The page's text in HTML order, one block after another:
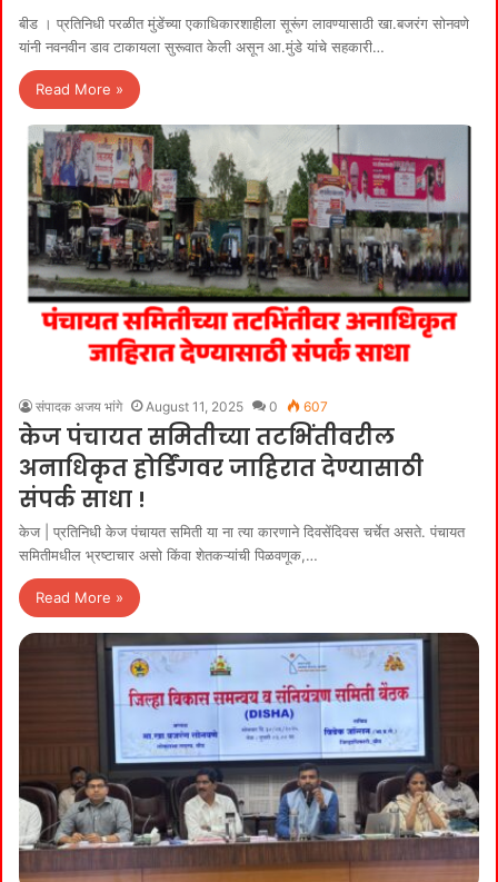
बीड । प्रतिनिधी परळीत मुंडेंच्या एकाधिकारशाहीला सूरूंग लावण्यासाठी खा.बजरंग सोनवणे
यांनी नवनवीन डाव टाकायला सुरूवात केली असून आ.मुंडे यांचे सहकारी…
Read More »
संपादक अजय भांगे August 11, 2025 0 607
केज पंचायत समितीच्या तटभिंतीवरील
अनाधिकृत होर्डिंगवर जाहिरात देण्यासाठी
संपर्क साधा !
केज | प्रतिनिधी केज पंचायत समिती या ना त्या कारणाने दिवसेंदिवस चर्चेत असते. पंचायत
समितीमधील भ्रष्टाचार असो किंवा शेतकऱ्यांची पिळवणूक,…
Read More »